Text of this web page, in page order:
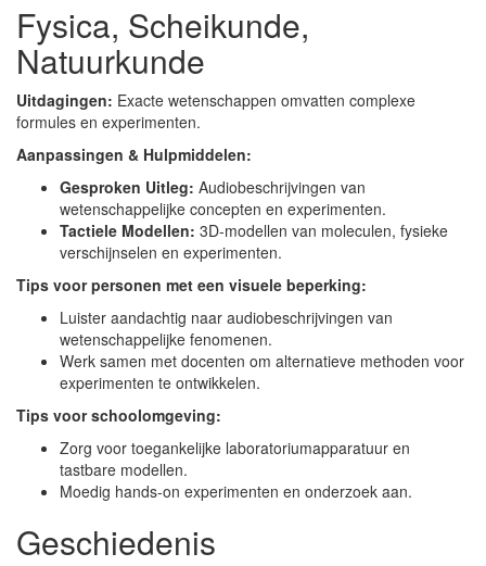
Fysica, Scheikunde,
Natuurkunde
Uitdagingen: Exacte wetenschappen omvatten complexe
formules en experimenten.
Aanpassingen & Hulpmiddelen:
Gesproken Uitleg: Audiobeschrijvingen van
wetenschappelijke concepten en experimenten.
Tactiele Modellen: 3D-modellen van moleculen, fysieke
verschijnselen en experimenten.
Tips voor personen met een visuele beperking:
Luister aandachtig naar audiobeschrijvingen van
wetenschappelijke fenomenen.
Werk samen met docenten om alternatieve methoden voor
experimenten te ontwikkelen.
Tips voor schoolomgeving:
Zorg voor toegankelijke laboratoriumapparatuur en
tastbare modellen.
Moedig hands-on experimenten en onderzoek aan.
Geschiedenis